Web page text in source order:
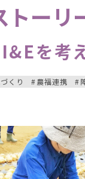
ーリ
を考
くり 農福連携